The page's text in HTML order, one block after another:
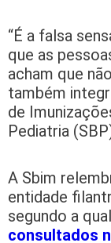
“É a falsa
que as
acham que
também
de
Pediatria
A Sbim
entidade
segundo a qual
consultados